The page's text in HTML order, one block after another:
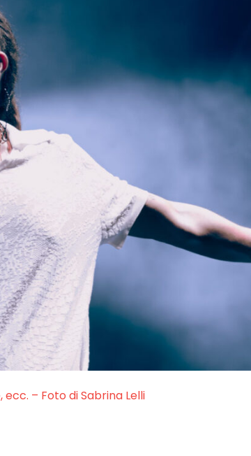
– Foto di Sabrina Lelli